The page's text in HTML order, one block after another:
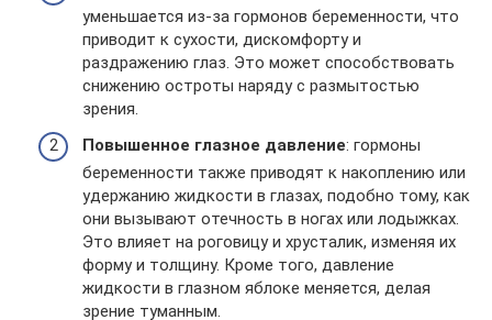
уменьшается из-за гормонов беременности, что
приводит к сухости, дискомфорту и
раздражению глаз. Это может способствовать
снижению остроты наряду с размытостью
зрения.
Повышенное глазное давление: гормоны
беременности также приводят к накоплению или
удержанию жидкости в глазах, подобно тому, как
они вызывают отечность в ногах или лодыжках.
Это влияет на роговицу и хрусталик, изменяя их
форму и толщину. Кроме того, давление
жидкости в глазном яблоке меняется, делая
зрение туманным.